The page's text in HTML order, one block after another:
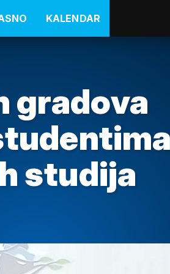
KALENDAR
gradova
studija